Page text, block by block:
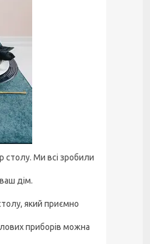
столу. Ми всі зробили
дім.
який приємно
приборів можна